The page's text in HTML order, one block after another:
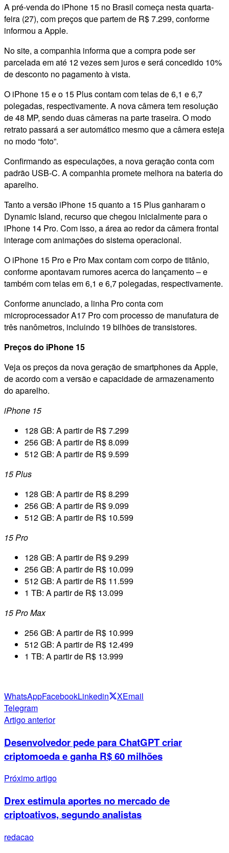
A pré-venda do iPhone 15 no Brasil começa nesta quarta-
feira (27), com preços que partem de R$ 7.299, conforme
informou a Apple.
No site, a companhia informa que a compra pode ser
parcelada em até 12 vezes sem juros e será concedido 10%
de desconto no pagamento à vista.
O iPhone 15 e o 15 Plus contam com telas de 6,1 e 6,7
polegadas, respectivamente. A nova câmera tem resolução
de 48 MP, sendo duas câmeras na parte traseira. O modo
retrato passará a ser automático mesmo que a câmera esteja
no modo “foto”.
Confirmando as especulações, a nova geração conta com
padrão USB-C. A companhia promete melhora na bateria do
aparelho.
Tanto a versão iPhone 15 quanto a 15 Plus ganharam o
Dynamic Island, recurso que chegou inicialmente para o
iPhone 14 Pro. Com isso, a área ao redor da câmera frontal
interage com animações do sistema operacional.
O iPhone 15 Pro e Pro Max contam com corpo de titânio,
conforme apontavam rumores acerca do lançamento – e
também com telas em 6,1 e 6,7 polegadas, respectivamente.
Conforme anunciado, a linha Pro conta com
microprocessador A17 Pro com processo de manufatura de
três nanômetros, incluindo 19 bilhões de transistores.
Preços do iPhone 15
Veja os preços da nova geração de smartphones da Apple,
de acordo com a versão e capacidade de armazenamento
do aparelho.
iPhone 15
128 GB: A partir de R$ 7.299
256 GB: A partir de R$ 8.099
512 GB: A partir de R$ 9.599
15 Plus
128 GB: A partir de R$ 8.299
256 GB: A partir de R$ 9.099
512 GB: A partir de R$ 10.599
15 Pro
128 GB: A partir de R$ 9.299
256 GB: A partir de R$ 10.099
512 GB: A partir de R$ 11.599
1 TB: A partir de R$ 13.099
15 Pro Max
256 GB: A partir de R$ 10.999
512 GB: A partir de R$ 12.499
1 TB: A partir de R$ 13.999
WhatsAppFacebookLinkedin XEmail
Telegram
Artigo anterior
Desenvolvedor pede para ChatGPT criar
criptomoeda e ganha R$ 60 milhões
Próximo artigo
Drex estimula aportes no mercado de
criptoativos, segundo analistas
redacao